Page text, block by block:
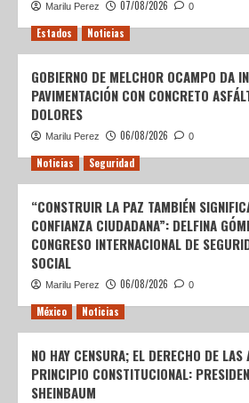
Marilu Perez 07/08/2026 0
Estados Noticias
GOBIERNO DE MELCHOR OCAMPO DA
PAVIMENTACIÓN CON CONCRETO
DOLORES
Marilu Perez 06/08/2026 0
Noticias Seguridad
“CONSTRUIR LA PAZ TAMBIÉN
CONFIANZA CIUDADANA”: DELFINA
CONGRESO INTERNACIONAL DE
SOCIAL
Marilu Perez 06/08/2026 0
México Noticias
NO HAY CENSURA; EL DERECHO DE
PRINCIPIO CONSTITUCIONAL:
SHEINBAUM